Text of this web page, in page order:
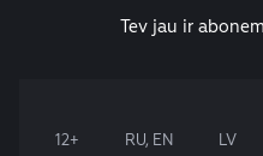
Tev jau ir
12+ RU, EN LV